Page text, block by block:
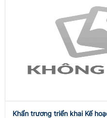
Khẩn trương triển khai Kế